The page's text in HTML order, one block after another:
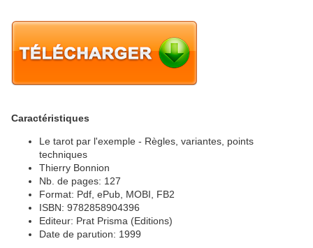
Caractéristiques
Le tarot par l'exemple - Règles, variantes, points
techniques
Thierry Bonnion
Nb. de pages: 127
Format: Pdf, ePub, MOBI, FB2
ISBN: 9782858904396
Editeur: Prat Prisma (Editions)
Date de parution: 1999